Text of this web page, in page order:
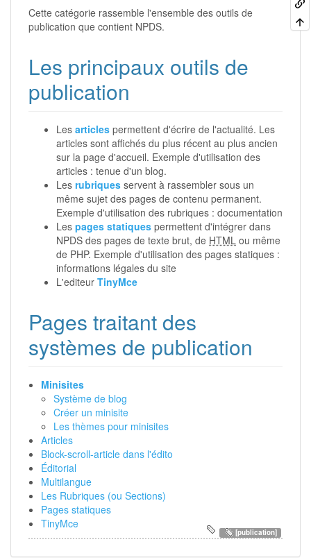
Cette catégorie rassemble l'ensemble des outils de
publication que contient NPDS.
Les principaux outils de
publication
Les articles permettent d'écrire de l'actualité. Les
articles sont affichés du plus récent au plus ancien
sur la page d'accueil. Exemple d'utilisation des
articles : tenue d'un blog.
Les rubriques servent à rassembler sous un
même sujet des pages de contenu permanent.
Exemple d'utilisation des rubriques : documentation
Les pages statiques permettent d'intégrer dans
NPDS des pages de texte brut, de HTML ou même
de PHP. Exemple d'utilisation des pages statiques :
informations légales du site
L'editeur TinyMce
Pages traitant des
systèmes de publication
Minisites
Système de blog
Créer un minisite
Les thèmes pour minisites
Articles
Block-scroll-article dans l'édito
Éditorial
Multilangue
Les Rubriques (ou Sections)
Pages statiques
TinyMce
[publication]